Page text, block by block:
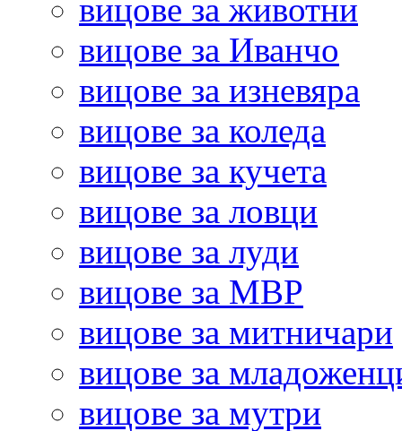
вицове за животни
вицове за Иванчо
вицове за изневяра
вицове за коледа
вицове за кучета
вицове за ловци
вицове за луди
вицове за МВР
вицове за митничари
вицове за
вицове за мутри